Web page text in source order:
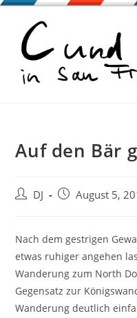
Zum
springen
Auf den Bär
Beitrags-
DJ
BeitragAugust 5,
Nach dem gestrigen
etwas ruhiger angehen
Wanderung zum North
Gegensatz zur
Wanderung deutlich